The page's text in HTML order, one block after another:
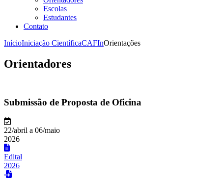
Escolas
Estudantes
Contato
InícioIniciação CientíficaCAFInOrientações
Orientadores
Submissão de Proposta de Oficina
22/abril a 06/maio
2026
Edital
2026